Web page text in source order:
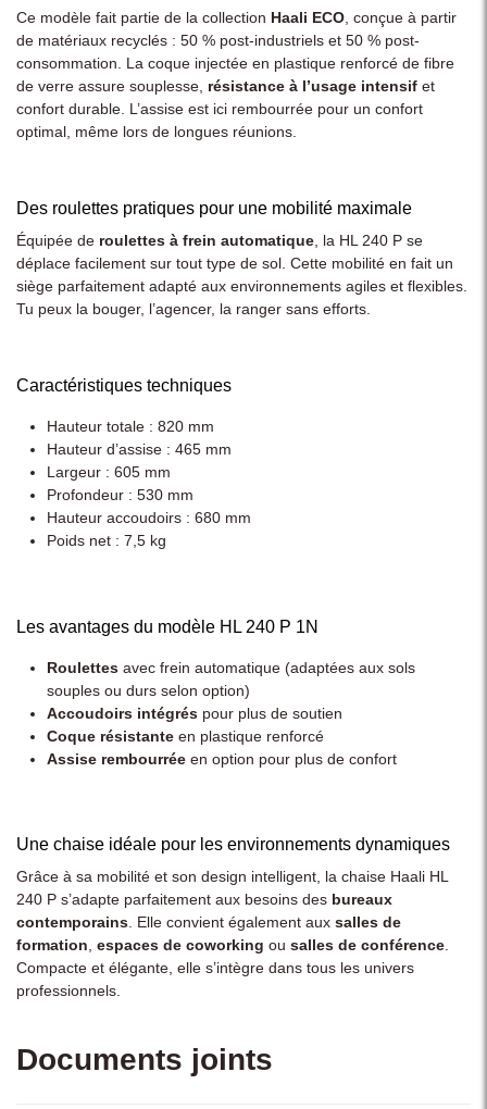
Ce modèle fait partie de la collection Haali ECO , conçue à partir
de matériaux recyclés : 50 % post-industriels et 50 % post-
consommation. La coque injectée en plastique renforcé de fibre
de verre assure souplesse, résistance à l’usage intensif et
confort durable. L’assise est ici rembourrée pour un confort
optimal, même lors de longues réunions.
Des roulettes pratiques pour une mobilité maximale
Équipée de roulettes à frein automatique , la HL 240 P se
déplace facilement sur tout type de sol. Cette mobilité en fait un
siège parfaitement adapté aux environnements agiles et flexibles.
Tu peux la bouger, l’agencer, la ranger sans efforts.
Caractéristiques techniques
Hauteur totale : 820 mm
Hauteur d’assise : 465 mm
Largeur : 605 mm
Profondeur : 530 mm
Hauteur accoudoirs : 680 mm
Poids net : 7,5 kg
Les avantages du modèle HL 240 P 1N
Roulettes avec frein automatique (adaptées aux sols
souples ou durs selon option)
Accoudoirs intégrés pour plus de soutien
Coque résistante en plastique renforcé
Assise rembourrée en option pour plus de confort
Une chaise idéale pour les environnements dynamiques
Grâce à sa mobilité et son design intelligent, la chaise Haali HL
240 P s’adapte parfaitement aux besoins des bureaux
contemporains. Elle convient également aux salles de
formation, espaces de coworking ou salles de conférence.
Compacte et élégante, elle s’intègre dans tous les univers
professionnels.
Documents joints